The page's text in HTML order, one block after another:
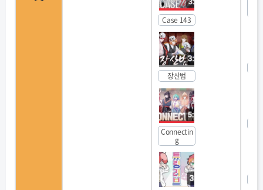
Case 143
장산범
Connectin
g